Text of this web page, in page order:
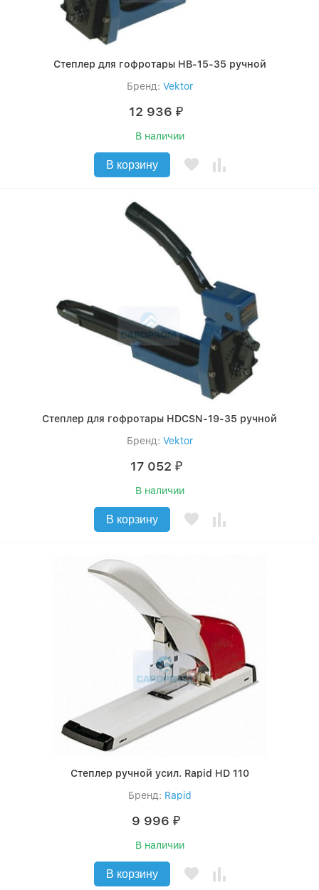
Степлер для гофротары HB-15-35 ручной
Бренд: Vektor
12 936 ₽
В наличии
В корзину
Степлер для гофротары HDCSN-19-35 ручной
Бренд: Vektor
17 052 ₽
В наличии
В корзину
Степлер ручной усил. Rapid HD 110
Бренд: Rapid
9 996 ₽
В наличии
В корзину